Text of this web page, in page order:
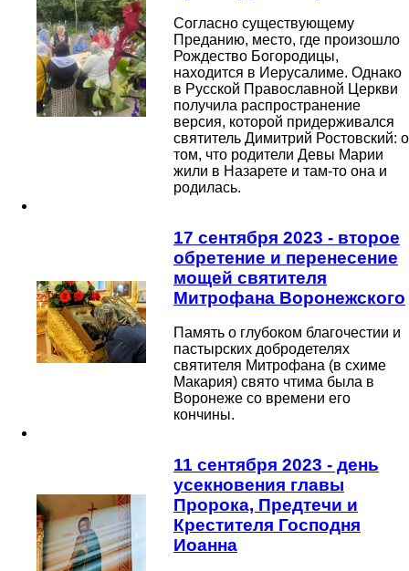
Согласно существующему
Преданию, место, где произошло
Рождество Богородицы,
находится в Иерусалиме. Однако
в Русской Православной Церкви
получила распространение
версия, которой придерживался
святитель Димитрий Ростовский: о
том, что родители Девы Марии
жили в Назарете и там-то она и
родилась.
17 сентября 2023 - второе
обретение и перенесение
мощей святителя
Митрофана Воронежского
Память о глубоком благочестии и
пастырских добродетелях
святителя Митрофана (в схиме
Макария) свято чтима была в
Воронеже со времени его
кончины.
11 сентября 2023 - день
усекновения главы
Пророка, Предтечи и
Крестителя Господня
Иоанна